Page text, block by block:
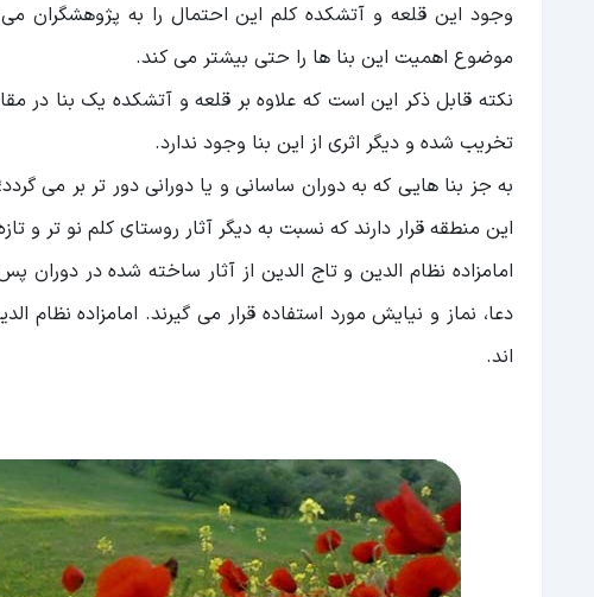
وجود این قلعه و آتشکده کلم این احتمال را به
موضوع اهمیت این بنا ها را حتی بیشتر می کند.
نکته قابل ذکر این است که علاوه بر قلعه و آتشکده یک بنا در
تخریب شده و دیگر اثری از این بنا وجود ندارد.
به جز بنا هایی که به دوران ساسانی و یا دورانی دور تر بر می
این منطقه قرار دارند که نسبت به دیگر آثار روستای کلم نو تر و
امامزاده نظام الدین و تاج الدین از آثار ساخته شده در دوران
اند.